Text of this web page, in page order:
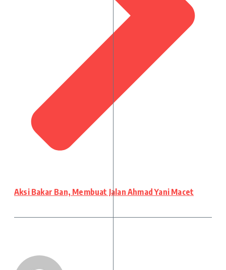
Aksi Bakar Ban, Membuat Jalan Ahmad Yani Macet